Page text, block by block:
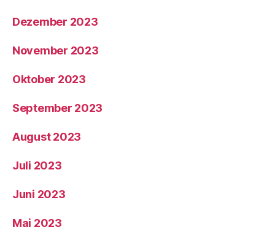
Dezember 2023
November 2023
Oktober 2023
September 2023
August 2023
Juli 2023
Juni 2023
Mai 2023